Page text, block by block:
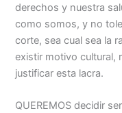
derechos y nuestra
como somos, y no
corte, sea cual sea la
existir motivo cultural,
justificar esta lacra.
QUEREMOS decidir